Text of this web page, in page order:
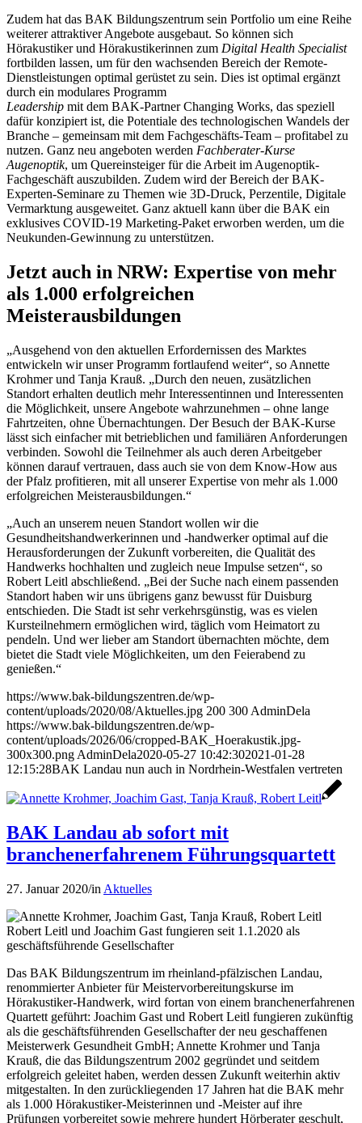
Zudem hat das BAK Bildungszentrum sein Portfolio um eine Reihe
weiterer attraktiver Angebote ausgebaut. So können sich
Hörakustiker und Hörakustikerinnen zum Digital Health Specialist
fortbilden lassen, um für den wachsenden Bereich der Remote-
Dienstleistungen optimal gerüstet zu sein. Dies ist optimal ergänzt
durch ein modulares Programm
Leadership mit dem BAK-Partner Changing Works, das speziell
dafür konzipiert ist, die Potentiale des technologischen Wandels der
Branche – gemeinsam mit dem Fachgeschäfts-Team – profitabel zu
nutzen. Ganz neu angeboten werden Fachberater-Kurse
Augenoptik, um Quereinsteiger für die Arbeit im Augenoptik-
Fachgeschäft auszubilden. Zudem wird der Bereich der BAK-
Experten-Seminare zu Themen wie 3D-Druck, Perzentile, Digitale
Vermarktung ausgeweitet. Ganz aktuell kann über die BAK ein
exklusives COVID-19 Marketing-Paket erworben werden, um die
Neukunden-Gewinnung zu unterstützen.
Jetzt auch in NRW: Expertise von mehr
als 1.000 erfolgreichen
Meisterausbildungen
„Ausgehend von den aktuellen Erfordernissen des Marktes
entwickeln wir unser Programm fortlaufend weiter“, so Annette
Krohmer und Tanja Krauß. „Durch den neuen, zusätzlichen
Standort erhalten deutlich mehr Interessentinnen und Interessenten
die Möglichkeit, unsere Angebote wahrzunehmen – ohne lange
Fahrtzeiten, ohne Übernachtungen. Der Besuch der BAK-Kurse
lässt sich einfacher mit betrieblichen und familiären Anforderungen
verbinden. Sowohl die Teilnehmer als auch deren Arbeitgeber
können darauf vertrauen, dass auch sie von dem Know-How aus
der Pfalz profitieren, mit all unserer Expertise von mehr als 1.000
erfolgreichen Meisterausbildungen.“
„Auch an unserem neuen Standort wollen wir die
Gesundheitshandwerkerinnen und -handwerker optimal auf die
Herausforderungen der Zukunft vorbereiten, die Qualität des
Handwerks hochhalten und zugleich neue Impulse setzen“, so
Robert Leitl abschließend. „Bei der Suche nach einem passenden
Standort haben wir uns übrigens ganz bewusst für Duisburg
entschieden. Die Stadt ist sehr verkehrsgünstig, was es vielen
Kursteilnehmern ermöglichen wird, täglich vom Heimatort zu
pendeln. Und wer lieber am Standort übernachten möchte, dem
bietet die Stadt viele Möglichkeiten, um den Feierabend zu
genießen.“
https://www.bak-bildungszentren.de/wp-
content/uploads/2020/08/Aktuelles.jpg 200 300 AdminDela
https://www.bak-bildungszentren.de/wp-
content/uploads/2026/06/cropped-BAK_Hoerakustik.jpg-
300x300.png AdminDela2020-05-27 10:42:302021-01-28
12:15:28BAK Landau nun auch in Nordrhein-Westfalen vertreten
BAK Landau ab sofort mit
branchenerfahrenem Führungsquartett
27. Januar 2020/in Aktuelles
Robert Leitl und Joachim Gast fungieren seit 1.1.2020 als
geschäftsführende Gesellschafter
Das BAK Bildungszentrum im rheinland-pfälzischen Landau,
renommierter Anbieter für Meistervorbereitungskurse im
Hörakustiker-Handwerk, wird fortan von einem branchenerfahrenen
Quartett geführt: Joachim Gast und Robert Leitl fungieren zukünftig
als die geschäftsführenden Gesellschafter der neu geschaffenen
Meisterwerk Gesundheit GmbH; Annette Krohmer und Tanja
Krauß, die das Bildungszentrum 2002 gegründet und seitdem
erfolgreich geleitet haben, werden dessen Zukunft weiterhin aktiv
mitgestalten. In den zurückliegenden 17 Jahren hat die BAK mehr
als 1.000 Hörakustiker-Meisterinnen und -Meister auf ihre
Prüfungen vorbereitet sowie mehrere hundert Hörberater geschult,